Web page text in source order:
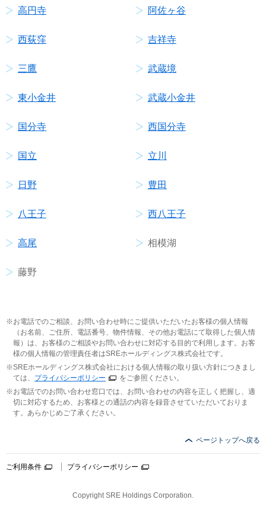
高円寺 阿佐ヶ谷
西荻窪 吉祥寺
三鷹 武蔵境
東小金井 武蔵小金井
国分寺 西国分寺
国立 立川
日野 豊田
八王子 西八王子
高尾 相模湖
藤野
お電話でのご相談、お問い合わせ時にご提供いただいたお客様の個人情報
（お名前、ご住所、電話番号、物件情報、その他お電話にて取得した個人情
報）は、お客様のご相談やお問い合わせに対応する目的で利用します。お客
様の個人情報の管理責任者はSREホールディングス株式会社です。
SREホールディングス株式会社における個人情報の取り扱い方針につきまし
ては、 プライバシーポリシー
をご参照ください。
お電話でのお問い合わせ窓口では、お問い合わせの内容を正しく把握し、適
切に対応するため、お客様との通話の内容を録音させていただいておりま
す。あらかじめご了承ください。
ページトップへ戻る
ご利用条件 プライバシーポリシー
Copyright SRE Holdings Corporation.